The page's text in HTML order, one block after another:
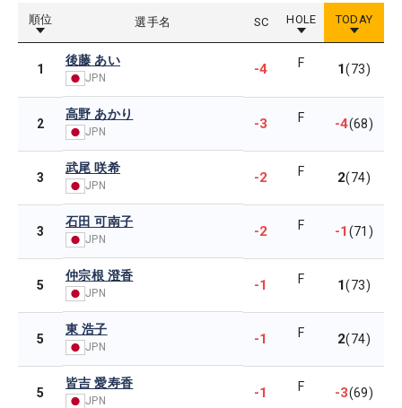
順位 選手名 SC HOLE TODAY
1
後藤 あい
JPN
-4 F 1(73)
2
高野 あかり
JPN -3 F -4(68)
3
武尾 咲希
JPN -2 F 2(74)
3
石田 可南子
JPN -2 F -1(71)
5
仲宗根 澄香
JPN -1 F 1(73)
5
東 浩子
JPN -1 F 2(74)
5
皆吉 愛寿香
JPN -1 F -3(69)